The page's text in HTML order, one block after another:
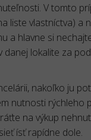
V tomto
liste vlastníctva)
a hlavne si
danej lokalite za
nakoľko ju
nutnosti rýchleho
na výkup
ísť rapídne dole.